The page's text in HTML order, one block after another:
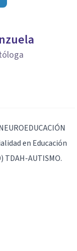
en Educación
TDAH-AUTISMO.